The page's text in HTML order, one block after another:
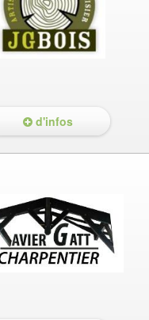
d'infos